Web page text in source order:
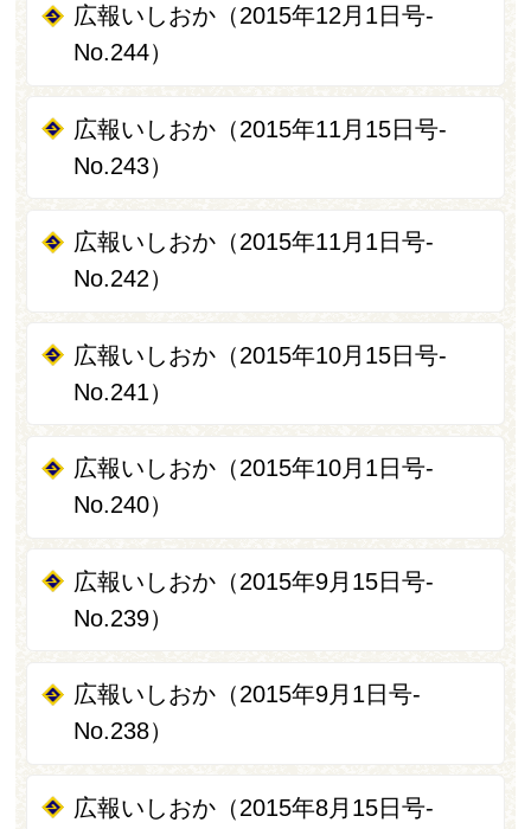
広報いしおか（2015年12月1日号-
No.244）
広報いしおか（2015年11月15日号-
No.243）
広報いしおか（2015年11月1日号-
No.242）
広報いしおか（2015年10月15日号-
No.241）
広報いしおか（2015年10月1日号-
No.240）
広報いしおか（2015年9月15日号-
No.239）
広報いしおか（2015年9月1日号-
No.238）
広報いしおか（2015年8月15日号-